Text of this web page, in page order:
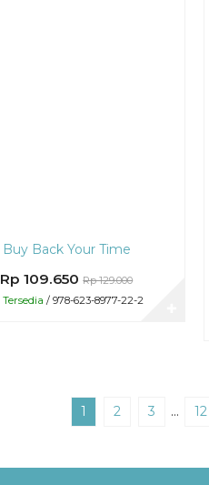
Buy Back Your Time
Rp 109.650 Rp 129.000
Tersedia / 978-623-8977-22-2
1 2 3 … 12